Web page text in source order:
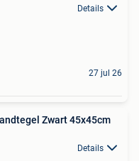
Details
27 jul 26
Zwart 45x45cm
Details